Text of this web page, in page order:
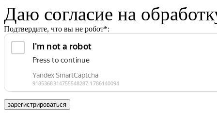
Даю согласие на
Подтвердите, что вы не робот*:
зарегистрироваться